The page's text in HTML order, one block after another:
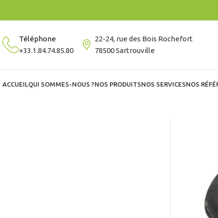
Téléphone
+33.1.84.74.85.80
22-24, rue des Bois Rochefort
78500 Sartrouville
ACCUEIL QUI SOMMES-NOUS ?NOS PRODUITSNOS SERVICESNOS